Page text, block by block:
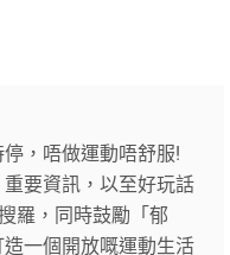
，唔做運動唔舒服!
要資訊，以至好玩話
羅，同時鼓勵「郁
一個開放嘅運動生活